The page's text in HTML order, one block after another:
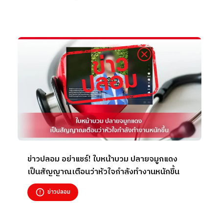
ข่าวปลอม อย่าแชร์! ใบหน้าบวม ปลายจมูกแดง
เป็นสัญญาณเตือนว่าหัวใจกำลังทำงานหนักขึ้น
ข่าวปลอม